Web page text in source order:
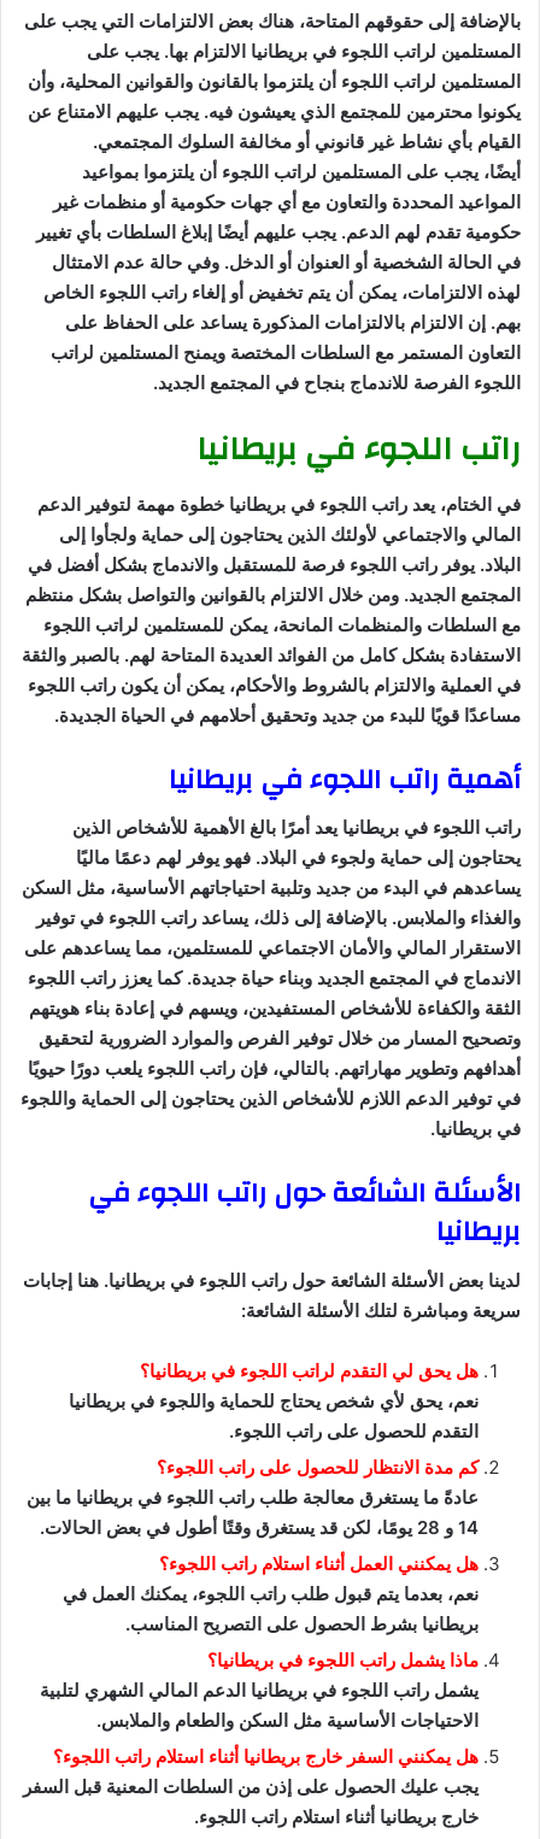
بالإضافة إلى حقوقهم المتاحة، هناك بعض الالتزامات التي يجب على
المستلمين لراتب اللجوء في بريطانيا الالتزام بها. يجب على
المستلمين لراتب اللجوء أن يلتزموا بالقانون والقوانين المحلية، وأن
يكونوا محترمين للمجتمع الذي يعيشون فيه. يجب عليهم الامتناع عن
القيام بأي نشاط غير قانوني أو مخالفة السلوك المجتمعي.
أيضًا، يجب على المستلمين لراتب اللجوء أن يلتزموا بمواعيد
المواعيد المحددة والتعاون مع أي جهات حكومية أو منظمات غير
حكومية تقدم لهم الدعم. يجب عليهم أيضًا إبلاغ السلطات بأي تغيير
في الحالة الشخصية أو العنوان أو الدخل. وفي حالة عدم الامتثال
لهذه الالتزامات، يمكن أن يتم تخفيض أو إلغاء راتب اللجوء الخاص
بهم. إن الالتزام بالالتزامات المذكورة يساعد على الحفاظ على
التعاون المستمر مع السلطات المختصة ويمنح المستلمين لراتب
اللجوء الفرصة للاندماج بنجاح في المجتمع الجديد.
راتب اللجوء في بريطانيا
في الختام، يعد راتب اللجوء في بريطانيا خطوة مهمة لتوفير الدعم
المالي والاجتماعي لأولئك الذين يحتاجون إلى حماية ولجأوا إلى
البلاد. يوفر راتب اللجوء فرصة للمستقبل والاندماج بشكل أفضل في
المجتمع الجديد. ومن خلال الالتزام بالقوانين والتواصل بشكل منتظم
مع السلطات والمنظمات المانحة، يمكن للمستلمين لراتب اللجوء
الاستفادة بشكل كامل من الفوائد العديدة المتاحة لهم. بالصبر والثقة
في العملية والالتزام بالشروط والأحكام، يمكن أن يكون راتب اللجوء
مساعدًا قويًا للبدء من جديد وتحقيق أحلامهم في الحياة الجديدة.
أهمية راتب اللجوء في بريطانيا
راتب اللجوء في بريطانيا يعد أمرًا بالغ الأهمية للأشخاص الذين
يحتاجون إلى حماية ولجوء في البلاد. فهو يوفر لهم دعمًا ماليًا
يساعدهم في البدء من جديد وتلبية احتياجاتهم الأساسية، مثل السكن
والغذاء والملابس. بالإضافة إلى ذلك، يساعد راتب اللجوء في توفير
الاستقرار المالي والأمان الاجتماعي للمستلمين، مما يساعدهم على
الاندماج في المجتمع الجديد وبناء حياة جديدة. كما يعزز راتب اللجوء
الثقة والكفاءة للأشخاص المستفيدين، ويسهم في إعادة بناء هويتهم
وتصحيح المسار من خلال توفير الفرص والموارد الضرورية لتحقيق
أهدافهم وتطوير مهاراتهم. بالتالي، فإن راتب اللجوء يلعب دورًا حيويًا
في توفير الدعم اللازم للأشخاص الذين يحتاجون إلى الحماية واللجوء
في بريطانيا.
الأسئلة الشائعة حول راتب اللجوء في
بريطانيا
لدينا بعض الأسئلة الشائعة حول راتب اللجوء في بريطانيا. هنا إجابات
سريعة ومباشرة لتلك الأسئلة الشائعة:
هل يحق لي التقدم لراتب اللجوء في بريطانيا؟
نعم، يحق لأي شخص يحتاج للحماية واللجوء في بريطانيا
التقدم للحصول على راتب اللجوء.
كم مدة الانتظار للحصول على راتب اللجوء؟
عادةً ما يستغرق معالجة طلب راتب اللجوء في بريطانيا ما بين
14 و 28 يومًا، لكن قد يستغرق وقتًا أطول في بعض الحالات.
هل يمكنني العمل أثناء استلام راتب اللجوء؟
نعم، بعدما يتم قبول طلب راتب اللجوء، يمكنك العمل في
بريطانيا بشرط الحصول على التصريح المناسب.
ماذا يشمل راتب اللجوء في بريطانيا؟
يشمل راتب اللجوء في بريطانيا الدعم المالي الشهري لتلبية
الاحتياجات الأساسية مثل السكن والطعام والملابس.
هل يمكنني السفر خارج بريطانيا أثناء استلام راتب اللجوء؟
يجب عليك الحصول على إذن من السلطات المعنية قبل السفر
خارج بريطانيا أثناء استلام راتب اللجوء.